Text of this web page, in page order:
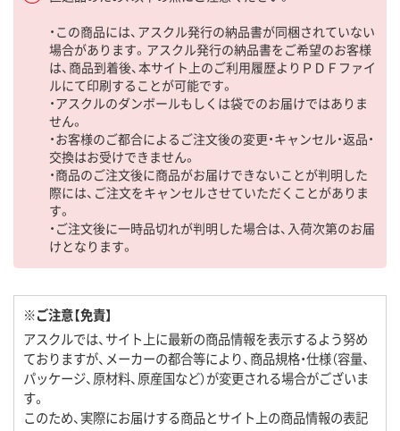
・この商品には、アスクル発行の納品書が同梱されていない
場合があります。アスクル発行の納品書をご希望のお客様
は、商品到着後、本サイト上のご利用履歴よりＰＤＦファイ
ルにて印刷することが可能です。
・アスクルのダンボールもしくは袋でのお届けではありま
せん。
・お客様のご都合によるご注文後の変更・キャンセル・返品・
交換はお受けできません。
・商品のご注文後に商品がお届けできないことが判明した
際には、ご注文をキャンセルさせていただくことがありま
す。
・ご注文後に一時品切れが判明した場合は、入荷次第のお届
けとなります。
※ご注意【免責】
アスクルでは、サイト上に最新の商品情報を表示するよう努め
ておりますが、メーカーの都合等により、商品規格・仕様（容量、
パッケージ、原材料、原産国など）が変更される場合がございま
す。
このため、実際にお届けする商品とサイト上の商品情報の表記